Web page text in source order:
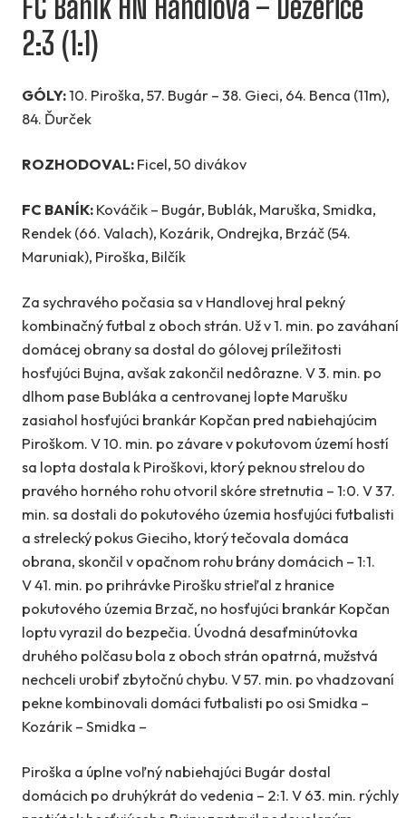
FC Baník HN Handlová – Dežerice
2:3 (1:1)
GÓLY:10. Piroška, 57. Bugár – 38. Gieci, 64. Benca (11m),
84. Ďurček
ROZHODOVAL: Ficel, 50 divákov
FC BANÍK: Kováčik – Bugár, Bublák, Maruška, Smidka,
Rendek (66. Valach), Kozárik, Ondrejka, Brzáč (54.
Maruniak), Piroška, Bilčík
Za sychravého počasia sa v Handlovej hral pekný
kombinačný futbal z oboch strán. Už v 1. min. po zaváhaní
domácej obrany sa dostal do gólovej príležitosti
hosťujúci Bujna, avšak zakončil nedôrazne. V 3. min. po
dlhom pase Bubláka a centrovanej lopte Marušku
zasiahol hosťujúci brankár Kopčan pred nabiehajúcim
Piroškom. V 10. min. po závare v pokutovom území hostí
sa lopta dostala k Piroškovi, ktorý peknou strelou do
pravého horného rohu otvoril skóre stretnutia – 1:0. V 37.
min. sa dostali do pokutového územia hosťujúci futbalisti
a strelecký pokus Gieciho, ktorý tečovala domáca
obrana, skončil v opačnom rohu brány domácich – 1:1.
V 41. min. po prihrávke Pirošku strieľal z hranice
pokutového územia Brzač, no hosťujúci brankár Kopčan
loptu vyrazil do bezpečia. Úvodná desaťminútovka
druhého polčasu bola z oboch strán opatrná, mužstvá
nechceli urobiť zbytočnú chybu. V 57. min. po vhadzovaní
pekne kombinovali domáci futbalisti po osi Smidka –
Kozárik – Smidka –
Piroška a úplne voľný nabiehajúci Bugár dostal
domácich po druhýkrát do vedenia – 2:1. V 63. min. rýchly